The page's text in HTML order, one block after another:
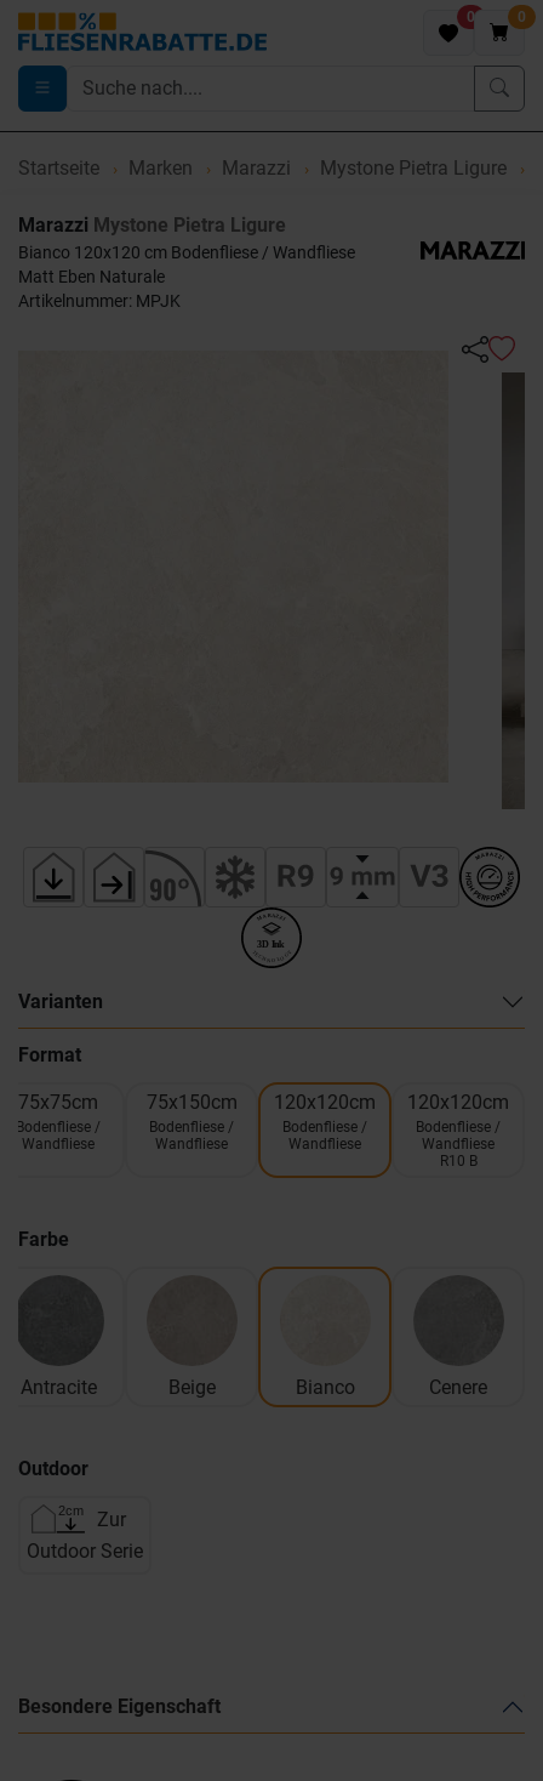
0 0
Startseite Marken Marazzi Mystone Pietra Ligure
Marazzi Mystone Pietra Ligure
Bianco 120x120 cm Bodenfliese / Wandfliese
Matt Eben Naturale
Artikelnummer: MPJK
Varianten
Format
75x75cm
Bodenfliese /
Wandfliese
75x150cm
Bodenfliese /
Wandfliese
120x120cm
Bodenfliese /
Wandfliese
120x120cm
Bodenfliese /
Wandfliese
R10 B
Farbe
Antracite Beige Bianco Cenere
Outdoor
Zur
Outdoor Serie
Besondere Eigenschaft